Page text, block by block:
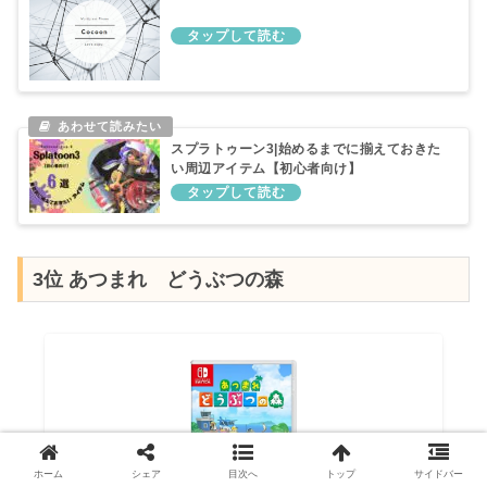
スプラトゥーン3|始めるまでに揃えておきた
い周辺アイテム【初心者向け】
3位 あつまれ どうぶつの森
ホーム シェア 目次へ トップ サイドバー